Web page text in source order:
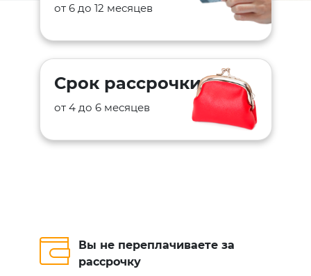
от 6 до 12 месяцев
Срок рассрочки
от 4 до 6 месяцев
Вы не переплачиваете за
рассрочку